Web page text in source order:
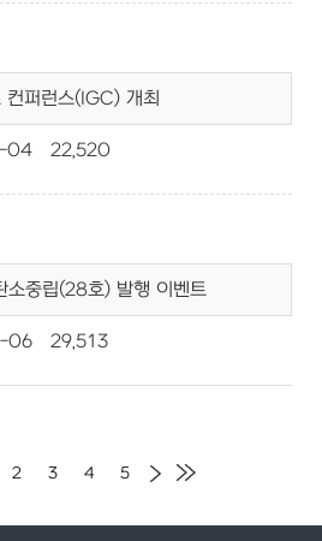
퍼런스(IGC) 개최
04 22,520
소중립(28호) 발행 이벤트
06 29,513
2 3 4 5